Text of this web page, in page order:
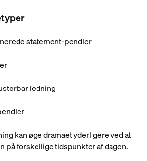
statement-pendler
ledning
kan øge dramaet yderligere ved at
på forskellige tidspunkter af dagen.